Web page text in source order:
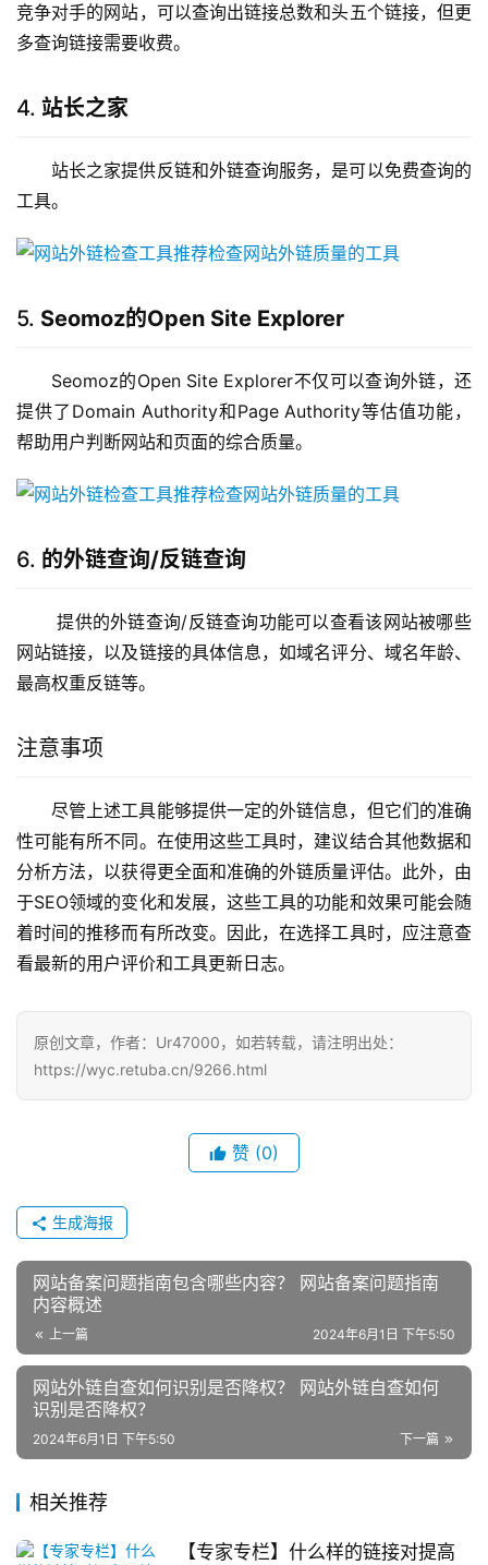
竞争对手的网站，可以查询出链接总数和头五个链接，但更
多查询链接需要收费。
4. 站长之家
站长之家提供反链和外链查询服务，是可以免费查询的
工具。
5. Seomoz的Open Site Explorer
Seomoz的Open Site Explorer不仅可以查询外链，还
提供了Domain Authority和Page Authority等估值功能，
帮助用户判断网站和页面的综合质量。
6. 的外链查询/反链查询
提供的外链查询/反链查询功能可以查看该网站被哪些
网站链接，以及链接的具体信息，如域名评分、域名年龄、
最高权重反链等。
注意事项
尽管上述工具能够提供一定的外链信息，但它们的准确
性可能有所不同。在使用这些工具时，建议结合其他数据和
分析方法，以获得更全面和准确的外链质量评估。此外，由
于SEO领域的变化和发展，这些工具的功能和效果可能会随
着时间的推移而有所改变。因此，在选择工具时，应注意查
看最新的用户评价和工具更新日志。
原创文章，作者：Ur47000，如若转载，请注明出处：
https://wyc.retuba.cn/9266.html
赞 (0)
生成海报
网站备案问题指南包含哪些内容？ 网站备案问题指南
内容概述
上一篇 2024年6月1日 下午5:50
网站外链自查如何识别是否降权？ 网站外链自查如何
识别是否降权？
下一篇
2024年6月1日 下午5:50
相关推荐
【专家专栏】什么样的链接对提高